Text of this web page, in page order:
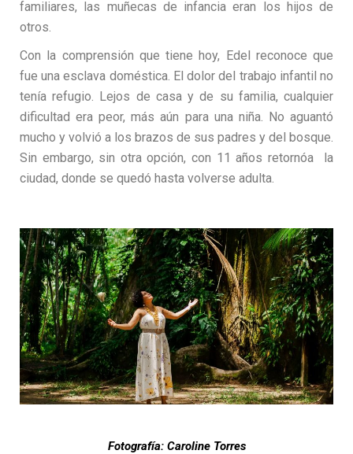
familiares, las muñecas de infancia eran los hijos de
otros.
Con la comprensión que tiene hoy, Edel reconoce que
fue una esclava doméstica. El dolor del trabajo infantil no
tenía refugio. Lejos de casa y de su familia, cualquier
dificultad era peor, más aún para una niña. No aguantó
mucho y volvió a los brazos de sus padres y del bosque.
Sin embargo, sin otra opción, con 11 años retornóa la
ciudad, donde se quedó hasta volverse adulta.
Fotografía: Caroline Torres